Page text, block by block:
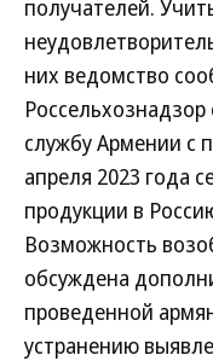
получателей.
них ведомство
службу Армении с
апреля 2023 года
продукции в
Возможность
обсуждена
проведенной
устранению